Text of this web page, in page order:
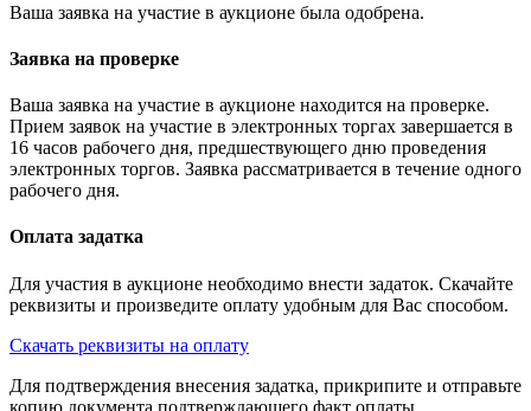
Ваша заявка на участие в аукционе была одобрена.
Заявка на проверке
Ваша заявка на участие в аукционе находится на проверке.
Прием заявок на участие в электронных торгах завершается в
16 часов рабочего дня, предшествующего дню проведения
электронных торгов. Заявка рассматривается в течение одного
рабочего дня.
Оплата задатка
Для участия в аукционе необходимо внести задаток. Скачайте
реквизиты и произведите оплату удобным для Вас способом.
Скачать реквизиты на оплату
Для подтверждения внесения задатка, прикрипите и отправьте
копию документа подтверждающего факт оплаты.